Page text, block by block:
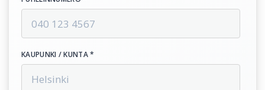
KAUPUNKI / KUNTA *